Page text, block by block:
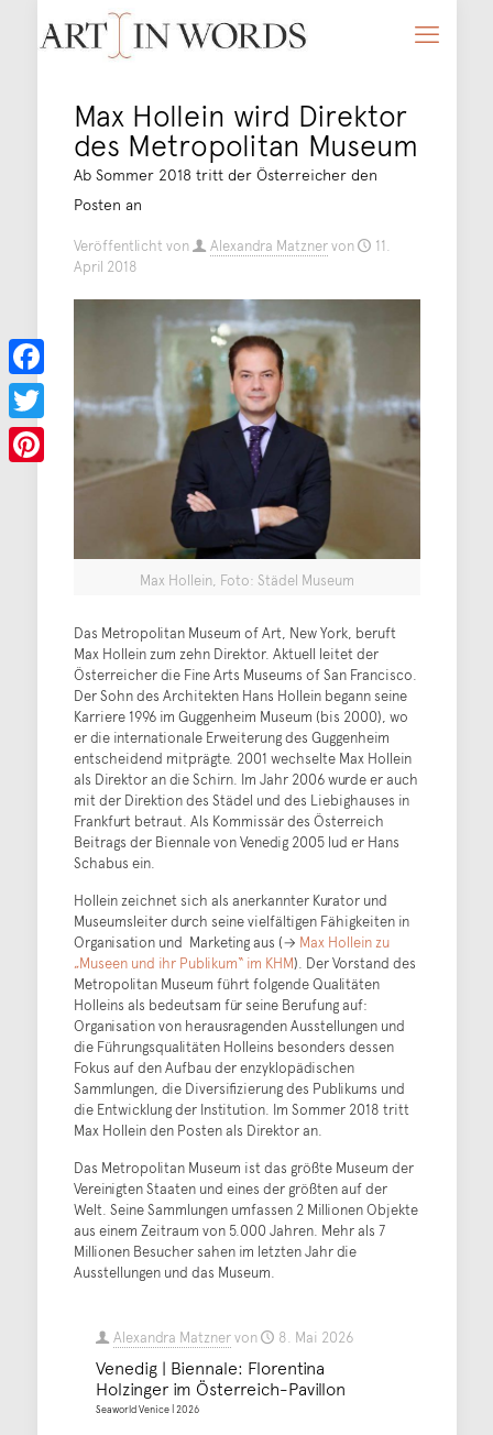
Max Hollein wird Direktor
des Metropolitan Museum
Ab Sommer 2018 tritt der Österreicher den
Posten an
Veröffentlicht von Alexandra Matznervon
11.
April 2018
Max Hollein, Foto: Städel Museum
Das Metropolitan Museum of Art, New York, beruft
Max Hollein zum zehn Direktor. Aktuell leitet der
Österreicher die Fine Arts Museums of San Francisco.
Der Sohn des Architekten Hans Hollein begann seine
Karriere 1996 im Guggenheim Museum (bis 2000), wo
er die internationale Erweiterung des Guggenheim
entscheidend mitprägte. 2001 wechselte Max Hollein
als Direktor an die Schirn. Im Jahr 2006 wurde er auch
mit der Direktion des Städel und des Liebighauses in
Frankfurt betraut. Als Kommissär des Österreich
Beitrags der Biennale von Venedig 2005 lud er Hans
Schabus ein.
Hollein zeichnet sich als anerkannter Kurator und
Museumsleiter durch seine vielfältigen Fähigkeiten in
Organisation und Marketing aus (→ Max Hollein zu
„Museen und ihr Publikum“ im KHM). Der Vorstand des
Metropolitan Museum führt folgende Qualitäten
Holleins als bedeutsam für seine Berufung auf:
Organisation von herausragenden Ausstellungen und
die Führungsqualitäten Holleins besonders dessen
Fokus auf den Aufbau der enzyklopädischen
Sammlungen, die Diversifizierung des Publikums und
die Entwicklung der Institution. Im Sommer 2018 tritt
Max Hollein den Posten als Direktor an.
Das Metropolitan Museum ist das größte Museum der
Vereinigten Staaten und eines der größten auf der
Welt. Seine Sammlungen umfassen 2 Millionen Objekte
aus einem Zeitraum von 5.000 Jahren. Mehr als 7
Millionen Besucher sahen im letzten Jahr die
Ausstellungen und das Museum.
Alexandra Matznervon 8. Mai 2026
Venedig | Biennale: Florentina
Holzinger im Österreich-Pavillon
Seaworld Venice | 2026
Facebook
Twitter